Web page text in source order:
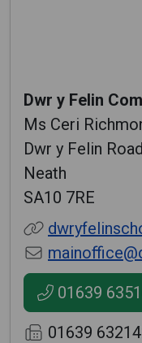
Dwr y Felin
Ms Ceri
Dwr y Felin Road
Neath
SA10 7RE
01639
01639